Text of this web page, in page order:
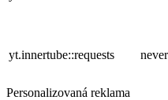
yt.innertube::requests never
Personalizovaná reklama